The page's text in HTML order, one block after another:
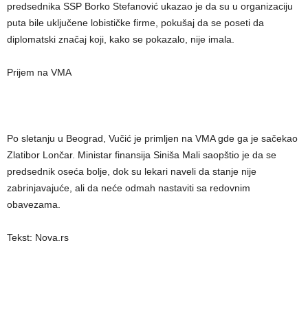
predsednika SSP Borko Stefanović ukazao je da su u organizaciju
puta bile uključene lobističke firme, pokušaj da se poseti da
diplomatski značaj koji, kako se pokazalo, nije imala.
Prijem na VMA
Po sletanju u Beograd, Vučić je primljen na VMA gde ga je sačekao
Zlatibor Lončar. Ministar finansija Siniša Mali saopštio je da se
predsednik oseća bolje, dok su lekari naveli da stanje nije
zabrinjavajuće, ali da neće odmah nastaviti sa redovnim
obavezama.
Tekst: Nova.rs